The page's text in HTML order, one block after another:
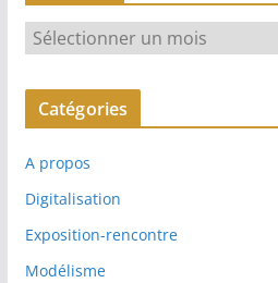
c
v
e
s
Catégories
A propos
Digitalisation
Exposition-rencontre
Modélisme